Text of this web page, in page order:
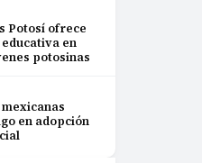
Potosí ofrece
en
potosinas
en adopción